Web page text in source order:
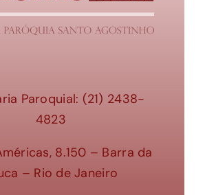
Paroquial: (21) 2438-
4823
8.150 – Barra da
– Rio de Janeiro